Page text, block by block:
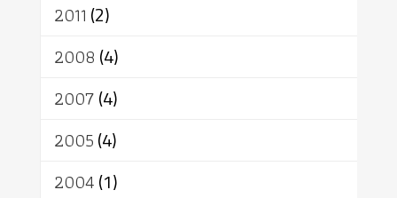
2011 (2)
2008 (4)
2007(4)
2005(4)
2004(1)